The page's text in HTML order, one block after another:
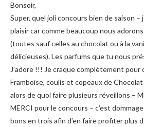
Bonsoir,
Super, quel joli concours bien de saison
plaisir car comme beaucoup nous
(toutes sauf celles au chocolat ou à la
délicieuses). Les parfums que tu nous
J’adore !!! Je craque complètement pour
Framboise, coulis et copeaux de
alors de quoi faire plusieurs réveillons –
MERCI pour le concours – c’est
bons en trois afin d’en faire profiter plus